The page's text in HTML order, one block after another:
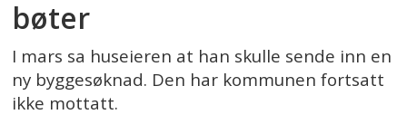
bøter
I mars sa huseieren at han skulle sende inn en
ny byggesøknad. Den har kommunen fortsatt
ikke mottatt.